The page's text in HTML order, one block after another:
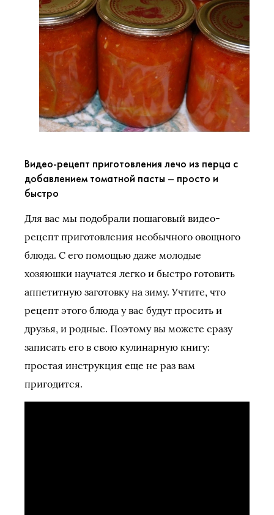
Видео-рецепт приготовления лечо из перца с
добавлением томатной пасты – просто и
быстро
Для вас мы подобрали пошаговый видео-
рецепт приготовления необычного овощного
блюда. С его помощью даже молодые
хозяюшки научатся легко и быстро готовить
аппетитную заготовку на зиму. Учтите, что
рецепт этого блюда у вас будут просить и
друзья, и родные. Поэтому вы можете сразу
записать его в свою кулинарную книгу:
простая инструкция еще не раз вам
пригодится.